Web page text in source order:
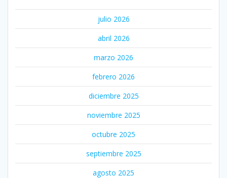
julio 2026
abril 2026
marzo 2026
febrero 2026
diciembre 2025
noviembre 2025
octubre 2025
septiembre 2025
agosto 2025